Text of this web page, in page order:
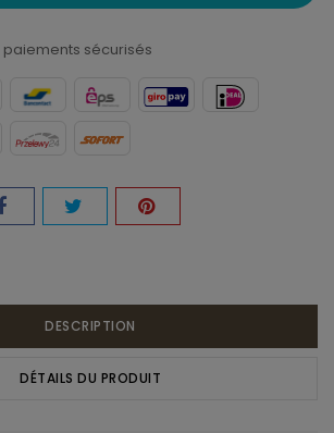
paiements sécurisés
DESCRIPTION
DÉTAILS DU PRODUIT